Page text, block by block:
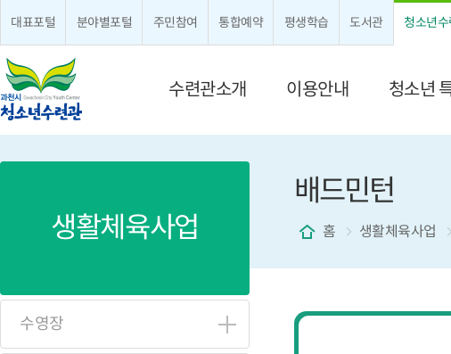
대표포털 분야별포털 주민참여 통합예약 평생학습 도서관 청소년
메뉴 구성
수련관소개 이용안내 청소년
생활체육사업
수영장
배드민턴
홈 생활체육사업